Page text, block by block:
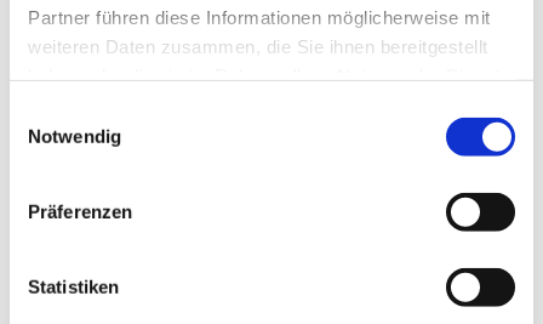
Partner führen diese Informationen möglicherweise mit
weiteren Daten zusammen, die Sie ihnen bereitgestellt
Notwendig
Präferenzen
Statistiken